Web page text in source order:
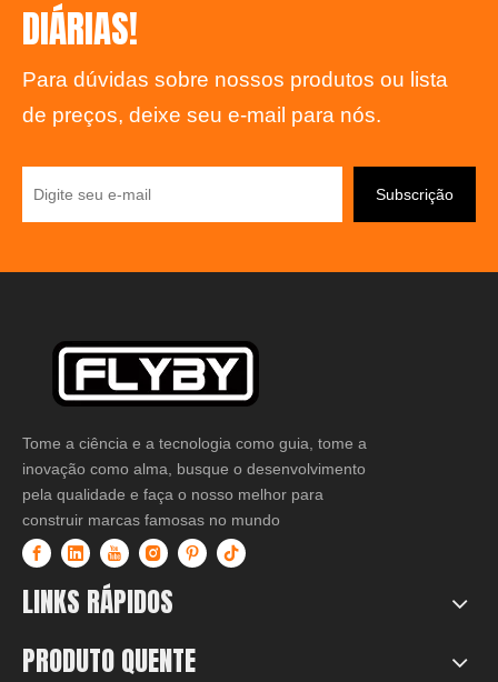
DIÁRIAS!
Para dúvidas sobre nossos produtos ou lista
de preços, deixe seu e-mail para nós.
Subscrição
Tome a ciência e a tecnologia como guia, tome a
inovação como alma, busque o desenvolvimento
pela qualidade e faça o nosso melhor para
construir marcas famosas no mundo
LINKS RÁPIDOS
PRODUTO QUENTE